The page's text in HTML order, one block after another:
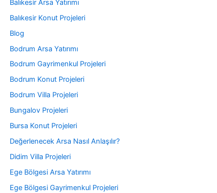
Balıkesir Arsa Yatırımı
Balıkesir Konut Projeleri
Blog
Bodrum Arsa Yatırımı
Bodrum Gayrimenkul Projeleri
Bodrum Konut Projeleri
Bodrum Villa Projeleri
Bungalov Projeleri
Bursa Konut Projeleri
Değerlenecek Arsa Nasıl Anlaşılır?
Didim Villa Projeleri
Ege Bölgesi Arsa Yatırımı
Ege Bölgesi Gayrimenkul Projeleri